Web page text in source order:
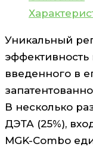
Уникальный
эффективность
введенного в
В несколько
ДЭТА (25%),
MGK-Combo